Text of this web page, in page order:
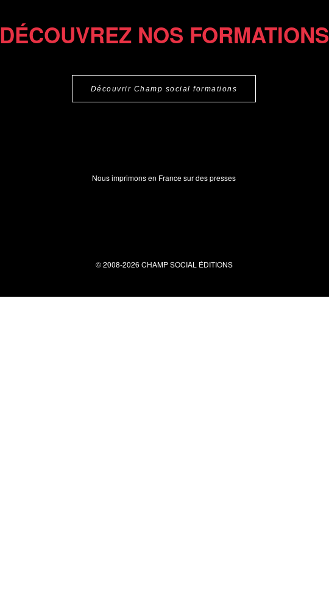
DÉCOUVREZ NOS FORMATIONS
Découvrir Champ social formations
Nous imprimons en France sur des presses
© 2008-2026 CHAMP SOCIAL ÉDITIONS